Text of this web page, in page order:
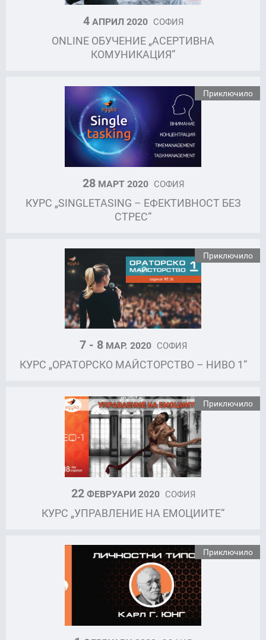
4АПРИЛ 2020 СОФИЯ
ONLINE ОБУЧЕНИЕ „АСЕРТИВНА
КОМУНИКАЦИЯ“
Приключило
28МАРТ 2020 СОФИЯ
КУРС „SINGLETASING – ЕФЕКТИВНОСТ БЕЗ
СТРЕС“
Приключило
7 - 8МАР. 2020 СОФИЯ
КУРС „ОРАТОРСКО МАЙСТОРСТВО – НИВО 1“
Приключило
22ФЕВРУАРИ 2020 СОФИЯ
КУРС „УПРАВЛЕНИЕ НА ЕМОЦИИТЕ“
Приключило